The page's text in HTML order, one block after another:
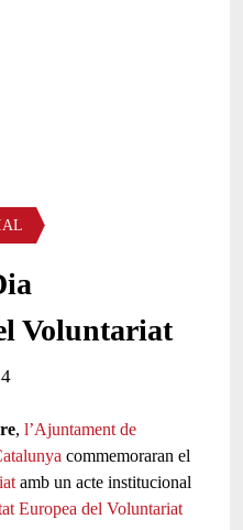
Voluntariat
, l’Ajuntament de
commemoraran el
amb un acte institucional
Europea del Voluntariat